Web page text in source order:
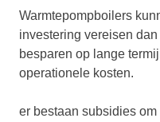
Warmtepompboilers
investering vereisen
besparen op lange
operationele kosten.
er bestaan subsidies